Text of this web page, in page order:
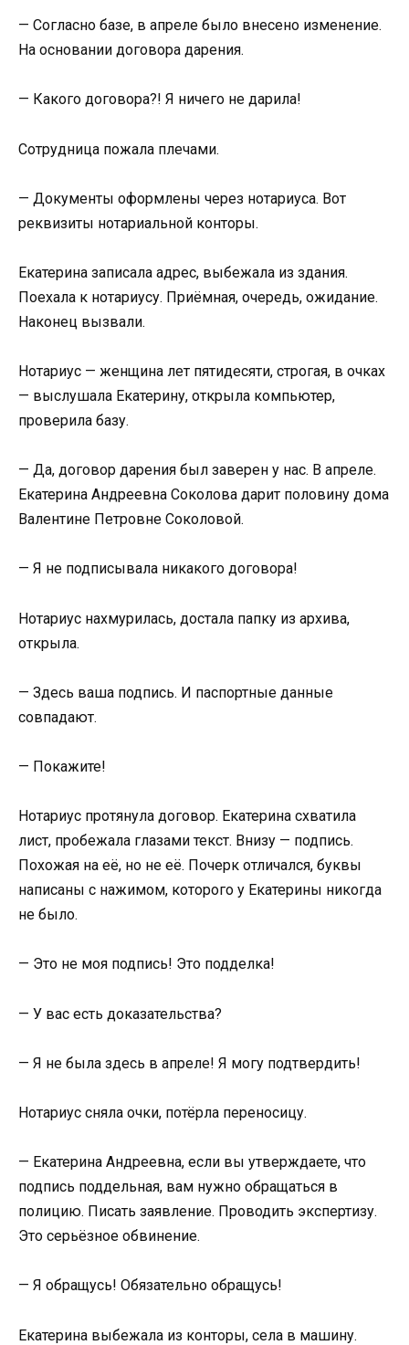
— Согласно базе, в апреле было внесено изменение.
На основании договора дарения.
— Какого договора?! Я ничего не дарила!
Сотрудница пожала плечами.
— Документы оформлены через нотариуса. Вот
реквизиты нотариальной конторы.
Екатерина записала адрес, выбежала из здания.
Поехала к нотариусу. Приёмная, очередь, ожидание.
Наконец вызвали.
Нотариус — женщина лет пятидесяти, строгая, в очках
— выслушала Екатерину, открыла компьютер,
проверила базу.
— Да, договор дарения был заверен у нас. В апреле.
Екатерина Андреевна Соколова дарит половину дома
Валентине Петровне Соколовой.
— Я не подписывала никакого договора!
Нотариус нахмурилась, достала папку из архива,
открыла.
— Здесь ваша подпись. И паспортные данные
совпадают.
— Покажите!
Нотариус протянула договор. Екатерина схватила
лист, пробежала глазами текст. Внизу — подпись.
Похожая на её, но не её. Почерк отличался, буквы
написаны с нажимом, которого у Екатерины никогда
не было.
— Это не моя подпись! Это подделка!
— У вас есть доказательства?
— Я не была здесь в апреле! Я могу подтвердить!
Нотариус сняла очки, потёрла переносицу.
— Екатерина Андреевна, если вы утверждаете, что
подпись поддельная, вам нужно обращаться в
полицию. Писать заявление. Проводить экспертизу.
Это серьёзное обвинение.
— Я обращусь! Обязательно обращусь!
Екатерина выбежала из конторы, села в машину.